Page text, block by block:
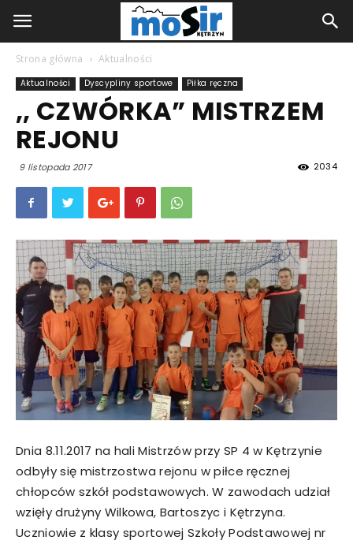
Strona główna Aktualności
Aktualności Dyscypliny sportowe Piłka ręczna
,, CZWÓRKA” MISTRZEM
REJONU
9 listopada 2017 2034
Dnia 8.11.2017 na hali Mistrzów przy SP 4 w Kętrzynie
odbyły się mistrzostwa rejonu w piłce ręcznej
chłopców szkół podstawowych. W zawodach udział
wzięły drużyny Wilkowa, Bartoszyc i Kętrzyna.
Uczniowie z klasy sportowej Szkoły Podstawowej nr